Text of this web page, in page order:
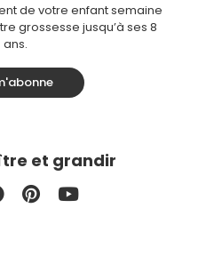
de votre enfant semaine
grossesse jusqu’à ses 8
ans.
et grandir